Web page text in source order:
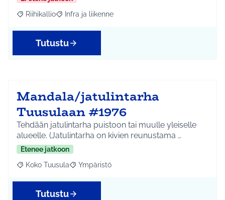
Rajaa tulokset aihepiirin mukaan: Riihikallio
Riihikallio Rajaa tulokset teeman mukaan: Infra ja liikenne
Infra ja liikenne
Tutustu
Mandala/jatulintarha
Tuusulaan #1976
Tehdään jatulintarha puistoon tai muulle yleiselle
alueelle. (Jatulintarha on kivien reunustama …
Etenee jatkoon
Rajaa tulokset aihepiirin mukaan: Koko Tuusula
Koko Tuusula Rajaa tulokset teeman mukaan: Ympäristö
Ympäristö
Tutustu